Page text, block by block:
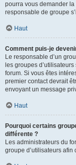
pourra vous demander
responsable de groupe
Haut
Comment puis-je
Le responsable d’un
les groupes
forum. Si vous êtes
premier contact devrait
envoyant un message
Haut
Pourquoi certains
différente ?
Les administrateurs du
groupe d’utilisateurs